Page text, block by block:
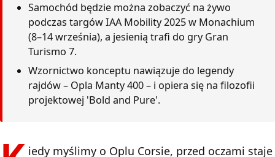
Samochód będzie można zobaczyć na żywo
podczas targów IAA Mobility 2025 w Monachium
(8–14 września), a jesienią trafi do gry Gran
Turismo 7.
Wzornictwo konceptu nawiązuje do legendy
rajdów – Opla Manty 400 – i opiera się na filozofii
projektowej 'Bold and Pure'.
iedy myślimy o Oplu Corsie, przed oczami staje